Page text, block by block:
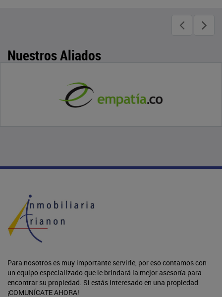
Nuestros Aliados
Para nosotros es muy importante servirle, por eso contamos con
un equipo especializado que le brindará la mejor asesoría para
encontrar su propiedad. Si estás interesado en una propiedad
¡COMUNÍCATE AHORA!